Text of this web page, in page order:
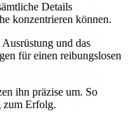
Details
konzentrieren können.
und das
für einen reibungslosen
ihn präzise um. So
zum Erfolg.